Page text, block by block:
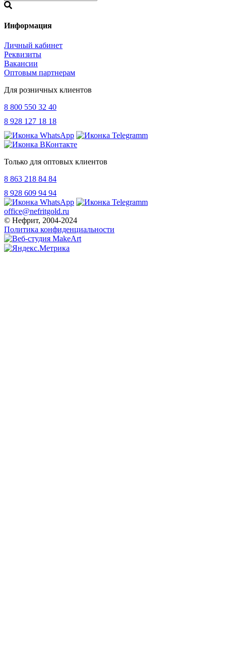
Информация
Личный кабинет
Реквизиты
Вакансии
Оптовым партнерам
Для розничных клиентов
8 800 550 32 40
8 928 127 18 18
Только для оптовых клиентов
8 863 218 84 84
8 928 609 94 94
office@nefritgold.ru
© Нефрит, 2004-2024
Политика конфиденциальности